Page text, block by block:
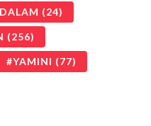
(24)
(256)
YAMINI (77)